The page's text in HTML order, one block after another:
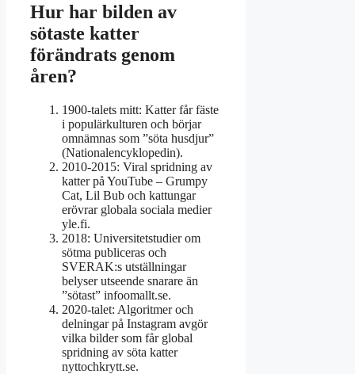
Hur har bilden av
sötaste katter
förändrats genom
åren?
1900-talets mitt: Katter får fäste
i populärkulturen och börjar
omnämnas som ”söta husdjur”
(Nationalencyklopedin).
2010-2015: Viral spridning av
katter på YouTube – Grumpy
Cat, Lil Bub och kattungar
erövrar globala sociala medier
yle.fi.
2018: Universitetstudier om
sötma publiceras och
SVERAK:s utställningar
belyser utseende snarare än
”sötast” infoomallt.se.
2020-talet: Algoritmer och
delningar på Instagram avgör
vilka bilder som får global
spridning av söta katter
nyttochkrytt.se.